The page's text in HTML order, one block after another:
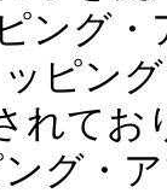
ング
ッピン
れてお
ング・